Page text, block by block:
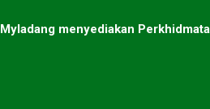
Myladang menyediakan